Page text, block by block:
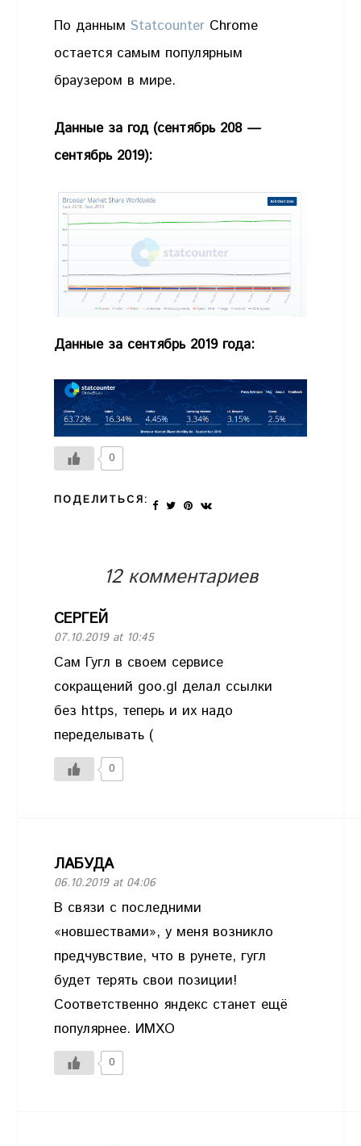
По данным Statcounter Chrome
остается самым популярным
браузером в мире.
Данные за год (сентябрь 208 —
сентябрь 2019):
Данные за сентябрь 2019 года:
0
ПОДЕЛИТЬСЯ:
12 комментариев
СЕРГЕЙ
07.10.2019 at 10:45
Сам Гугл в своем сервисе
сокращений goo.gl делал ссылки
без https, теперь и их надо
переделывать (
0
ЛАБУДА
06.10.2019 at 04:06
В связи с последними
«новшествами», у меня возникло
предчувствие, что в рунете, гугл
будет терять свои позиции!
Соответственно яндекс станет ещё
популярнее. ИМХО
0